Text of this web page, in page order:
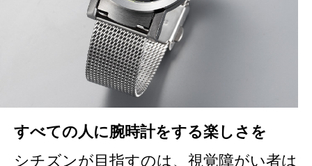
すべての人に腕時計をする楽しさを
シチズンが目指すのは、視覚障がい者は